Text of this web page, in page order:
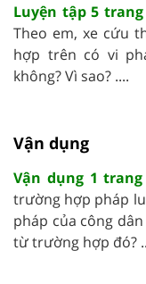
Luyện tập 5 trang
Theo em, xe cứu
hợp trên có vi
không? Vì sao? ....
Vận dụng
Vận dụng 1 trang
trường hợp pháp
pháp của công
từ trường hợp đó?